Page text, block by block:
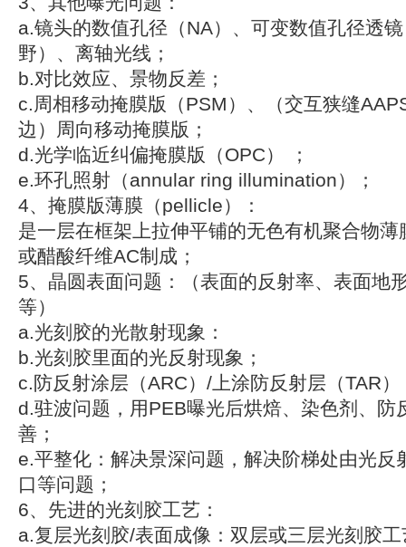
a.镜头的数值孔径（NA）、可变数值孔径透
野）、离轴光线；
b.对比效应、景物反差；
c.周相移动掩膜版（PSM）、（交互狭缝
边）周向移动掩膜版；
d.光学临近纠偏掩膜版（OPC） ；
e.环孔照射（annular ring illumination）；
4、掩膜版薄膜（pellicle）：
是一层在框架上拉伸平铺的无色有机聚合物
或醋酸纤维AC制成；
5、晶圆表面问题：（表面的反射率、表面地
等）
a.光刻胶的光散射现象：
b.光刻胶里面的光反射现象；
c.防反射涂层（ARC）/上涂防反射层（TAR）
d.驻波问题，用PEB曝光后烘焙、染色剂、防
善；
e.平整化：解决景深问题，解决阶梯处由光反
口等问题；
6、先进的光刻胶工艺：
a.复层光刻胶/表面成像：双层或三层光刻胶